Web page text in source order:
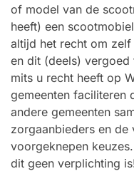
of model van de
heeft) een
altijd het recht om
en dit (deels)
mits u recht heeft op
gemeenten faciliteren
andere gemeenten
zorgaanbieders en de
voorgeknepen
dit geen verplichting